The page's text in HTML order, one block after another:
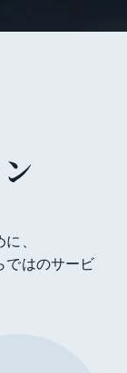
、
ではのサービ